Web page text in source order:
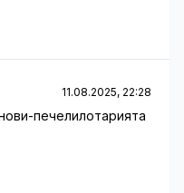
11.08.2025, 22:28
печелилотарията